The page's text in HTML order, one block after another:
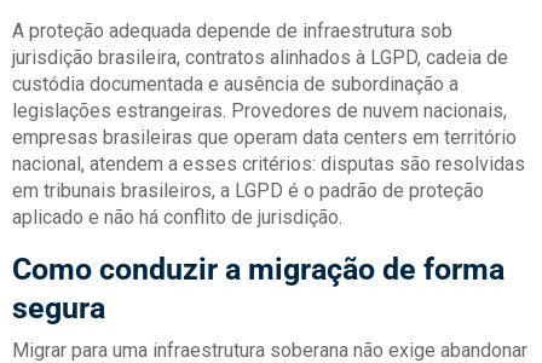
A proteção adequada depende de infraestrutura sob
jurisdição brasileira, contratos alinhados à LGPD, cadeia de
custódia documentada e ausência de subordinação a
legislações estrangeiras. Provedores de nuvem nacionais,
empresas brasileiras que operam data centers em território
nacional, atendem a esses critérios: disputas são resolvidas
em tribunais brasileiros, a LGPD é o padrão de proteção
aplicado e não há conflito de jurisdição.
Como conduzir a migração de forma
segura
Migrar para uma infraestrutura soberana não exige abandonar